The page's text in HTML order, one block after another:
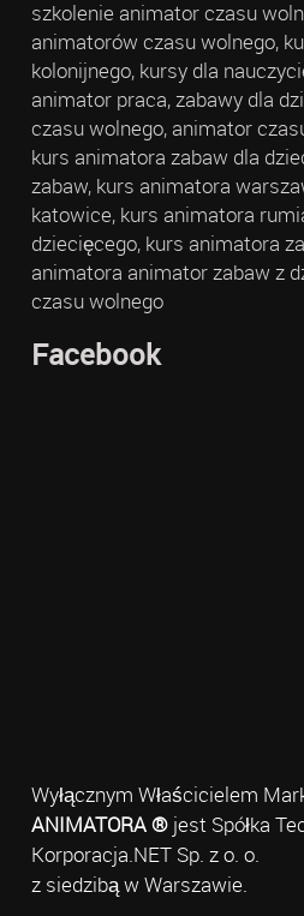
szkolenie animator czasu
animatorów czasu wolnego,
kolonijnego, kursy dla
animator praca, zabawy dla
czasu wolnego, animator
kurs animatora zabaw dla
zabaw, kurs animatora
katowice, kurs animatora
dziecięcego, kurs animatora
animatora animator zabaw z
czasu wolnego
Facebook
Wyłącznym Właścicielem
ANIMATORA ®jest Spółka
Korporacja.NET Sp. z o. o.
z siedzibą w Warszawie.